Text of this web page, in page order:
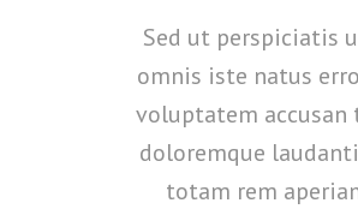
Sed ut perspiciatis
omnis iste natus
voluptatem accusan
doloremque
totam rem